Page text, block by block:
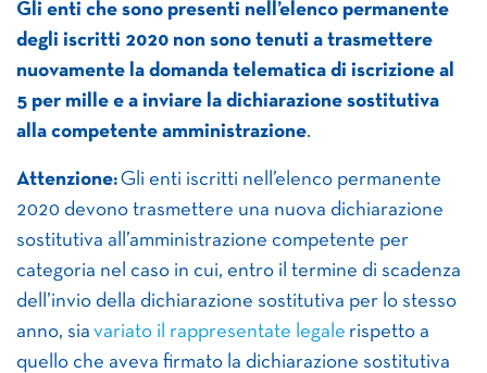
Gli enti che sono presenti nell’elenco permanente
degli iscritti 2020 non sono tenuti a trasmettere
nuovamente la domanda telematica di iscrizione al
5 per mille e a inviare la dichiarazione sostitutiva
alla competente amministrazione.
Attenzione:Gli enti iscritti nell’elenco permanente
2020 devono trasmettere una nuova dichiarazione
sostitutiva all’amministrazione competente per
categoria nel caso in cui, entro il termine di scadenza
dell’invio della dichiarazione sostitutiva per lo stesso
anno, sia variato il rappresentate legale rispetto a
quello che aveva firmato la dichiarazione sostitutiva